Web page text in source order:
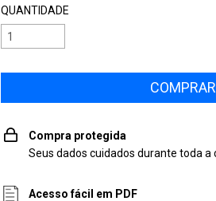
QUANTIDADE
Compra protegida
Seus dados cuidados durante toda a
Acesso fácil em PDF